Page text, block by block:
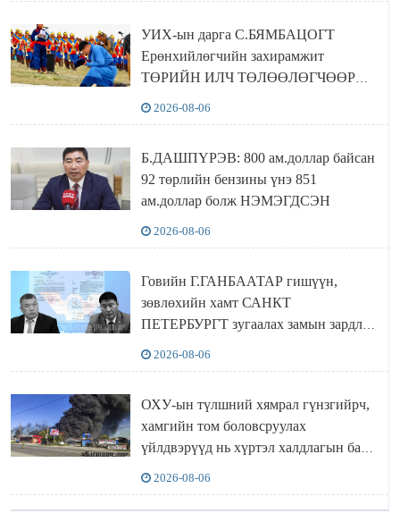
УИХ-ын дарга С.БЯМБАЦОГТ
Ерөнхийлөгчийн захирамжит
ТӨРИЙН ИЛЧ ТӨЛӨӨЛӨГЧӨӨР
2026-08-06
Б.ДАШПҮРЭВ: 800 ам.доллар байсан
92 төрлийн бензины үнэ 851
ам.доллар болж НЭМЭГДСЭН
2026-08-06
Говийн Г.ГАНБААТАР гишүүн,
зөвлөхийн хамт САНКТ
ПЕТЕРБУРГТ зугаалах замын зардлаа
2026-08-06
ОХУ-ын түлшний хямрал гүнзгийрч,
хамгийн том боловсруулах
үйлдвэрүүд нь хүртэл халдлагын бай
2026-08-06